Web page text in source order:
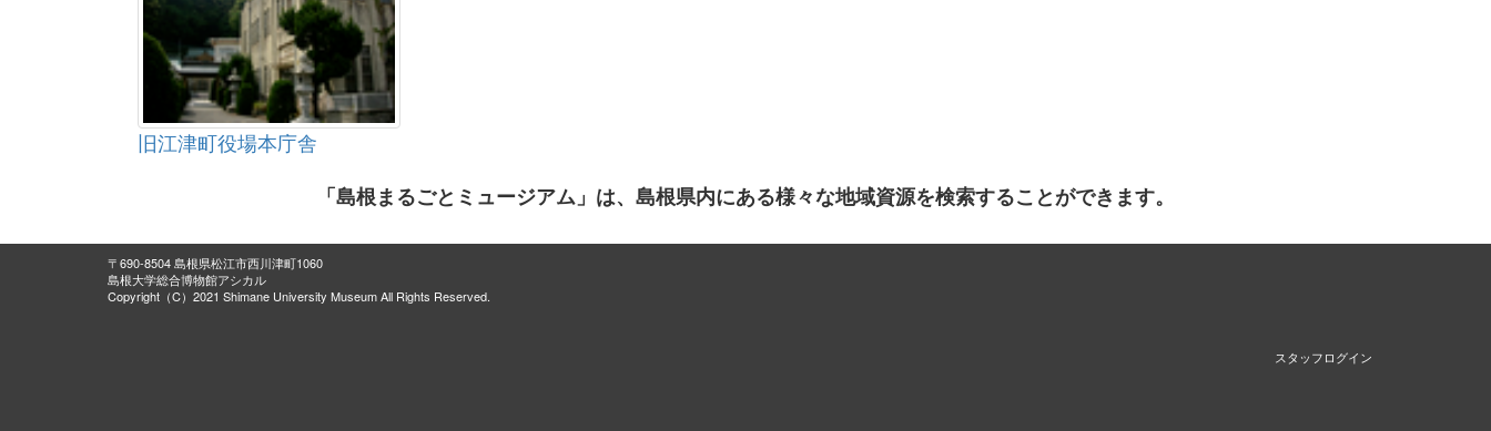
旧江津町役場本庁舎
「島根まるごとミュージアム」は、島根県内にある様々な地域資源を検索することができます。
〒690-8504 島根県松江市西川津町1060
島根大学総合博物館アシカル
Copyright（C）2021 Shimane University Museum All Rights Reserved.
スタッフログイン